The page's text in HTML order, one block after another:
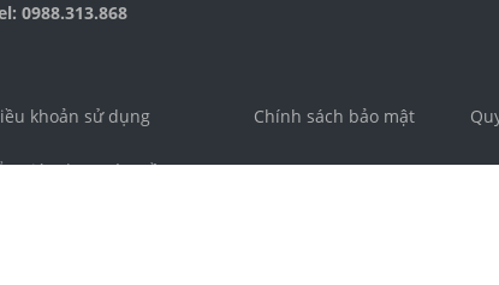
0988.313.868
khoản sử dụng Chính sách bảo mật
Giáo dục Toàn Cầu JOLO